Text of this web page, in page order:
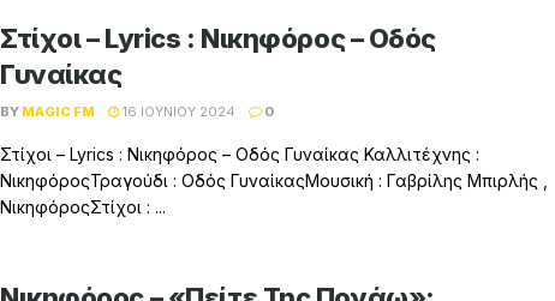
Στίχοι – Lyrics : Νικηφόρος – Οδός
Γυναίκας
BY MAGIC FM 16 ΙΟΥΝΊΟΥ 2024 0
Στίχοι – Lyrics : Νικηφόρος – Οδός Γυναίκας Καλλιτέχνης :
ΝικηφόροςΤραγούδι : Οδός ΓυναίκαςΜουσική : Γαβρίλης Μπιρλής ,
ΝικηφόροςΣτίχοι : ...